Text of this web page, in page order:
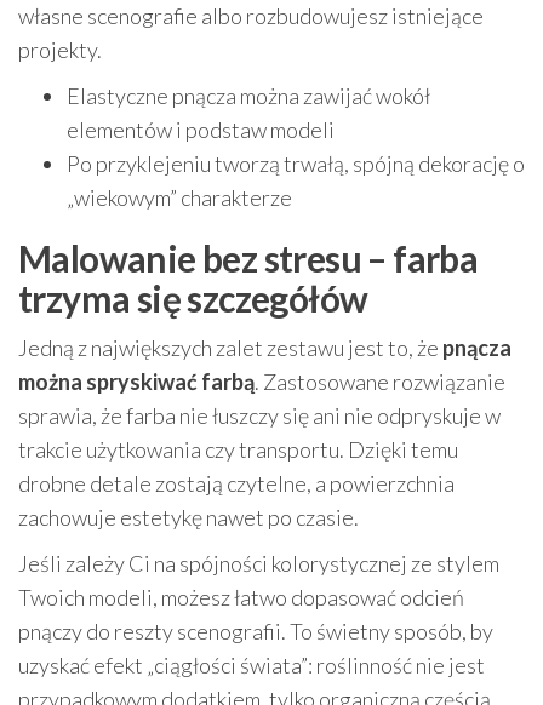
własne scenografie albo rozbudowujesz istniejące
projekty.
Elastyczne pnącza można zawijać wokół
elementów i podstaw modeli
Po przyklejeniu tworzą trwałą, spójną dekorację o
„wiekowym” charakterze
Malowanie bez stresu – farba
trzyma się szczegółów
Jedną z największych zalet zestawu jest to, że pnącza
można spryskiwać farbą. Zastosowane rozwiązanie
sprawia, że farba nie łuszczy się ani nie odpryskuje w
trakcie użytkowania czy transportu. Dzięki temu
drobne detale zostają czytelne, a powierzchnia
zachowuje estetykę nawet po czasie.
Jeśli zależy Ci na spójności kolorystycznej ze stylem
Twoich modeli, możesz łatwo dopasować odcień
pnączy do reszty scenografii. To świetny sposób, by
uzyskać efekt „ciągłości świata”: roślinność nie jest
przypadkowym dodatkiem, tylko organiczną częścią